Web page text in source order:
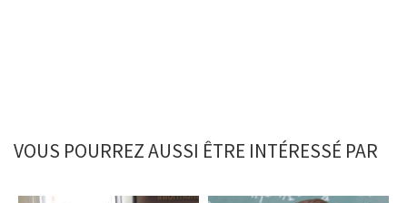
VOUS POURREZ AUSSI ÊTRE INTÉRESSÉ PAR